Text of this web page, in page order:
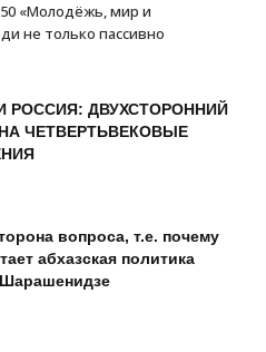
«Молодёжь, мир и
не только пассивно
РОССИЯ: ДВУХСТОРОННИЙ
ЧЕТВЕРТЬВЕКОВЫЕ
вопроса, т.е. почему
абхазская политика